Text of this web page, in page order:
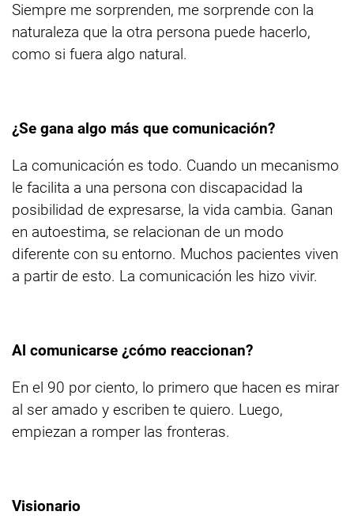
Siempre me sorprenden, me sorprende con la
naturaleza que la otra persona puede hacerlo,
como si fuera algo natural.
¿Se gana algo más que comunicación?
La comunicación es todo. Cuando un mecanismo
le facilita a una persona con discapacidad la
posibilidad de expresarse, la vida cambia. Ganan
en autoestima, se relacionan de un modo
diferente con su entorno. Muchos pacientes viven
a partir de esto. La comunicación les hizo vivir.
Al comunicarse ¿cómo reaccionan?
En el 90 por ciento, lo primero que hacen es mirar
al ser amado y escriben te quiero. Luego,
empiezan a romper las fronteras.
Visionario